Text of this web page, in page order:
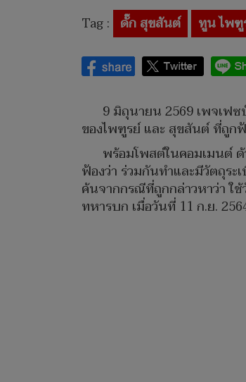
Tag : ดั๊ก สุขสันต์ ทูน ไพฑู
9 มิถุนายน 2569 เพจเฟ
ของไพฑูรย์ และ สุขสันต์ ที่ถูก
พร้อมโพสต์ในคอมเมนต์
ฟ้องว่า ร่วมกันทำและมีวัตถุร
ค้นจากกรณีที่ถูกกล่าวหาว่า ใ
ทหารบก เมื่อวันที่ 11 ก.ย.